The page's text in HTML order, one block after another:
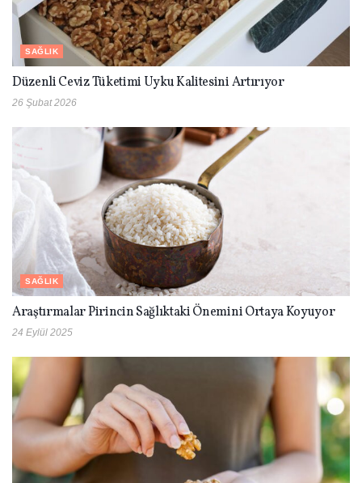
SAĞLIK
Düzenli Ceviz Tüketimi Uyku Kalitesini Artırıyor
26 Şubat 2026
SAĞLIK
Araştırmalar Pirincin Sağlıktaki Önemini Ortaya Koyuyor
24 Eylül 2025